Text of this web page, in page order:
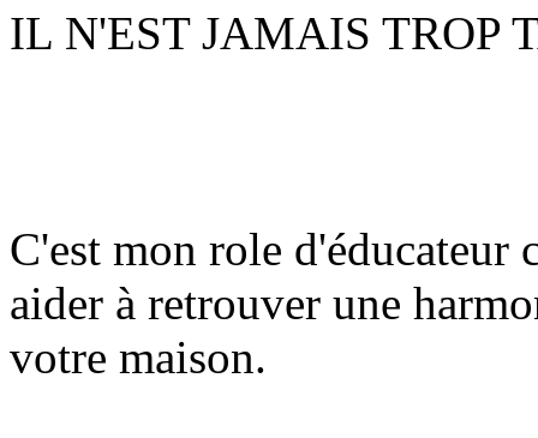
IL N'EST JAMAIS TROP
C'est mon role d'éducateur
aider à retrouver une
votre maison.